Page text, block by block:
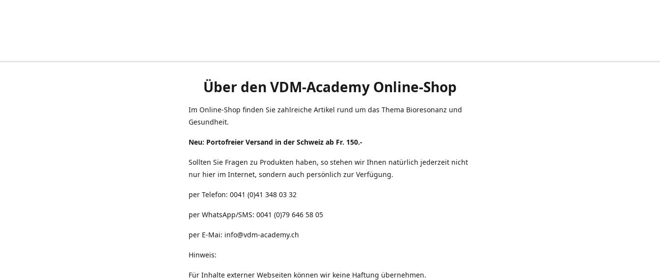
Über den VDM-Academy Online-Shop
Im Online-Shop finden Sie zahlreiche Artikel rund um das Thema Bioresonanz und
Gesundheit.
Neu: Portofreier Versand in der Schweiz ab Fr. 150.-
Sollten Sie Fragen zu Produkten haben, so stehen wir Ihnen natürlich jederzeit nicht
nur hier im Internet, sondern auch persönlich zur Verfügung.
per Telefon: 0041 (0)41 348 03 32
per WhatsApp/SMS: 0041 (0)79 646 58 05
per E-Mai: info@vdm-academy.ch
Hinweis:
Für Inhalte externer Webseiten können wir keine Haftung übernehmen.